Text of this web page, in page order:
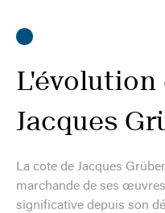
L'évolution
Jacques
La cote de Jacques
marchande de ses
significative depuis son